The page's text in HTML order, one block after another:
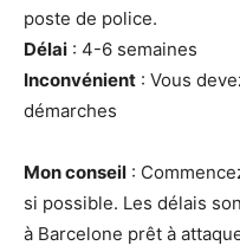
poste de police.
Délai : 4-6 semaines
Inconvénient : Vous
démarches
Mon conseil :
si possible. Les délais
à Barcelone prêt à